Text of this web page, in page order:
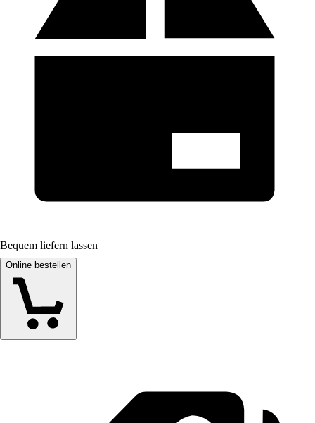
Bequem liefern lassen
Online bestellen